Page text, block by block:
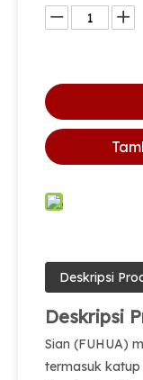
Deskripsi
Deskripsi
Sian (FUHUA)
termasuk